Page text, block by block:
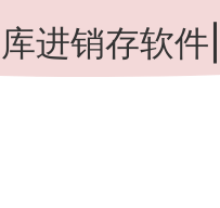
进销存软